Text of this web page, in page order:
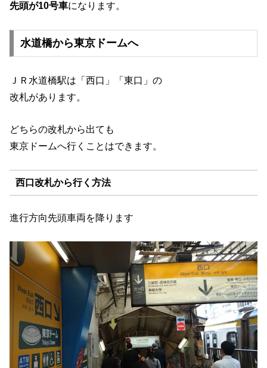
先頭が10号車になります。
水道橋から東京ドームへ
ＪＲ水道橋駅は「西口」「東口」の
改札があります。
どちらの改札から出ても
東京ドームへ行くことはできます。
西口改札から行く方法
進行方向先頭車両を降ります